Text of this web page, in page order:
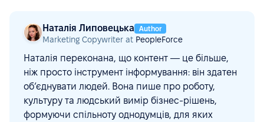
Наталія Липовецька Author
Marketing Copywriter at PeopleForce
Наталія переконана, що контент — це більше,
ніж просто інструмент інформування: він здатен
об’єднувати людей. Вона пише про роботу,
культуру та людський вимір бізнес-рішень,
формуючи спільноту однодумців, для яких